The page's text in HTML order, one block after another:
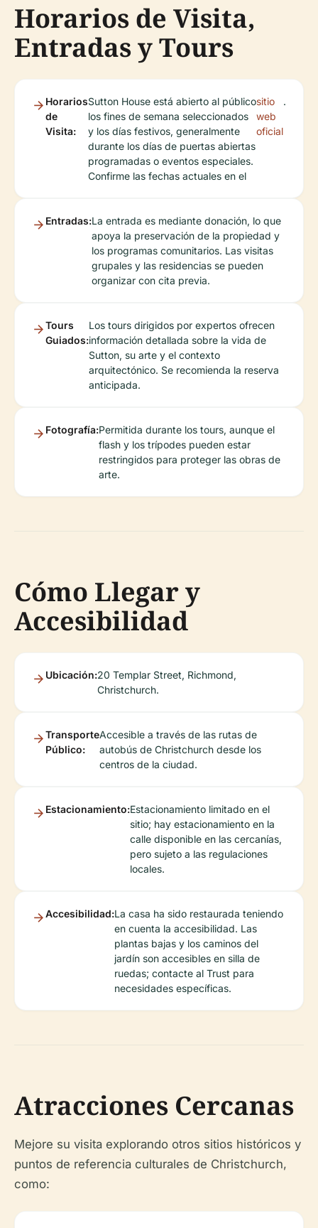
Horarios de Visita,
Entradas y Tours
Horarios
de
Visita:
Sutton House está abierto al público
los fines de semana seleccionados
y los días festivos, generalmente
durante los días de puertas abiertas
programadas o eventos especiales.
Confirme las fechas actuales en el
sitio
web
oficial
.
Entradas:La entrada es mediante donación, lo que
apoya la preservación de la propiedad y
los programas comunitarios. Las visitas
grupales y las residencias se pueden
organizar con cita previa.
Tours
Guiados:
Los tours dirigidos por expertos ofrecen
información detallada sobre la vida de
Sutton, su arte y el contexto
arquitectónico. Se recomienda la reserva
anticipada.
Fotografía:Permitida durante los tours, aunque el
flash y los trípodes pueden estar
restringidos para proteger las obras de
arte.
Cómo Llegar y
Accesibilidad
Ubicación:20 Templar Street, Richmond,
Christchurch.
Transporte
Público:
Accesible a través de las rutas de
autobús de Christchurch desde los
centros de la ciudad.
Estacionamiento:Estacionamiento limitado en el
sitio; hay estacionamiento en la
calle disponible en las cercanías,
pero sujeto a las regulaciones
locales.
Accesibilidad:La casa ha sido restaurada teniendo
en cuenta la accesibilidad. Las
plantas bajas y los caminos del
jardín son accesibles en silla de
ruedas; contacte al Trust para
necesidades específicas.
Atracciones Cercanas
Mejore su visita explorando otros sitios históricos y
puntos de referencia culturales de Christchurch,
como: